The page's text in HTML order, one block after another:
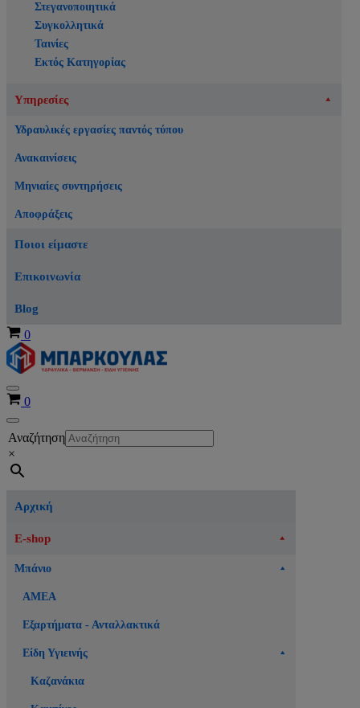
Στεγανοποιητικά
Συγκολλητικά
Ταινίες
Εκτός Κατηγορίας
Υπηρεσίες
Υδραυλικές εργασίες παντός τύπου
Ανακαινίσεις
Μηνιαίες συντηρήσεις
Αποφράξεις
Ποιοι είμαστε
Επικοινωνία
Blog
Καλάθι
0
Μενού
πλοήγησης
Καλάθι
0
Μενού
πλοήγησης
Αναζήτηση
×
Αρχική
E-shop
Μπάνιο
ΑΜΕΑ
Εξαρτήματα - Ανταλλακτικά
Είδη Υγιεινής
Καζανάκια